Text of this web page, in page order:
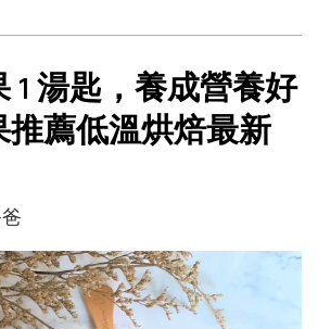
1 湯匙，養成營養好
推薦低溫烘焙最新